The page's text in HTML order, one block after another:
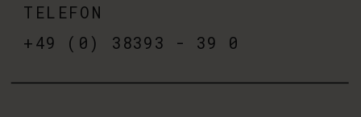
TELEFON
+49 (0) 38393 - 39 0